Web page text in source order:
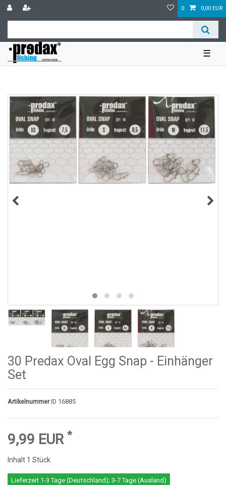
0 0,00 EUR
☰
30 Predax Oval Egg Snap - Einhänger
Set
ArtikelnummerID 16885
9,99 EUR *
Inhalt 1 Stück
Lieferzeit 1-3 Tage (Deutschland); 3-7 Tage (Ausland)